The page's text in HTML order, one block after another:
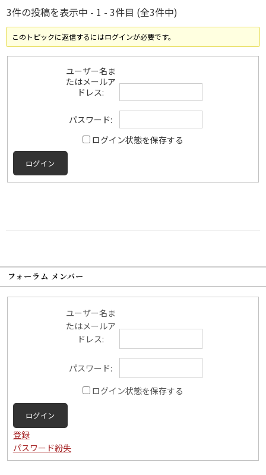
3件の投稿を表示中 - 1 - 3件目 (全3件中)
このトピックに返信するにはログインが必要です。
ユーザー名ま
たはメールア
ドレス:
パスワード:
ログイン状態を保存する
ログイン
フォーラム メンバー
ユーザー名ま
たはメールア
ドレス:
パスワード:
ログイン状態を保存する
ログイン
登録
パスワード紛失